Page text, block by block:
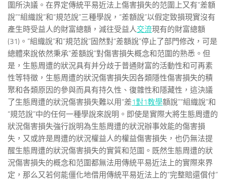
圍所決議。在界定傳統平易近法上傷害損失的范圍上又有“差額
說”“組織說”和“規范說”三種學說，“差額說”以假定致損現實沒有
產生時受益人的財富總額，減往受益人交流現有的財富總額
(31)。“組織說”和“規范說”固然對“差額說”停止了部門修改，可是
總體來說依然秉承“差額說”對傷害損失概念和范圍的熟悉。但
是，生態周遭的狀況具有并分歧于普通財富的活動性和可再素
性等特徵，生態周遭的狀況傷害損失因各類隱性傷害損失的積
聚和各類原因的參與而具有持久性、復雜性和隱藏性，這決議
了生態周遭的狀況傷害損失難以用“差1對1教學額說”“組織說”和
“規范說”中的任何一種學說來說明。即使是實際大將生態周遭的
狀況傷害損失強行說明為生態周遭的狀況辦事效能的傷害損
失，又或許是周遭的狀況權益人的權益傷害損失，也仍無法提
醒生態周遭的狀況傷害損失的實質和范圍。既然生態周遭的狀
況傷害損失的概念和范圍都無法用傳統平易近法上的實際來界
定，那么又若何能僵化地借用傳統平易近法上的“完整賠還償付”